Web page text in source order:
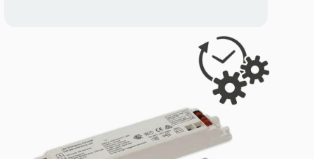
Geometrieverbinder fuer die SMP60-Linearleuchtenfamilie —
und X-Konfigurationen. Plug-in-Komfort wie Lito40-Verbinder,
passend zum breiteren SMP60-Koerper. Werkzeuglos.